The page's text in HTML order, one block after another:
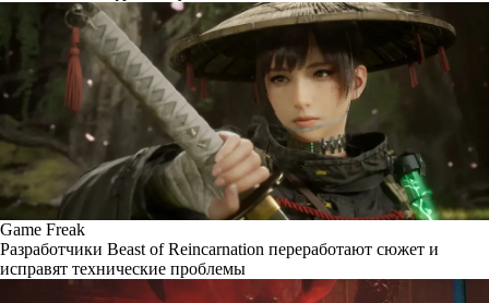
Game Freak
Разработчики Beast of Reincarnation переработают сюжет и
исправят технические проблемы